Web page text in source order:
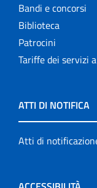
Bandi e concorsi
Biblioteca
Patrocini
Tariffe dei servizi
ATTI DI NOTIFICA
Atti di